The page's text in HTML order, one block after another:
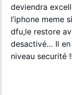
deviendra
l’iphone meme
dfu,le restore
desactivé… Il
niveau securité !!